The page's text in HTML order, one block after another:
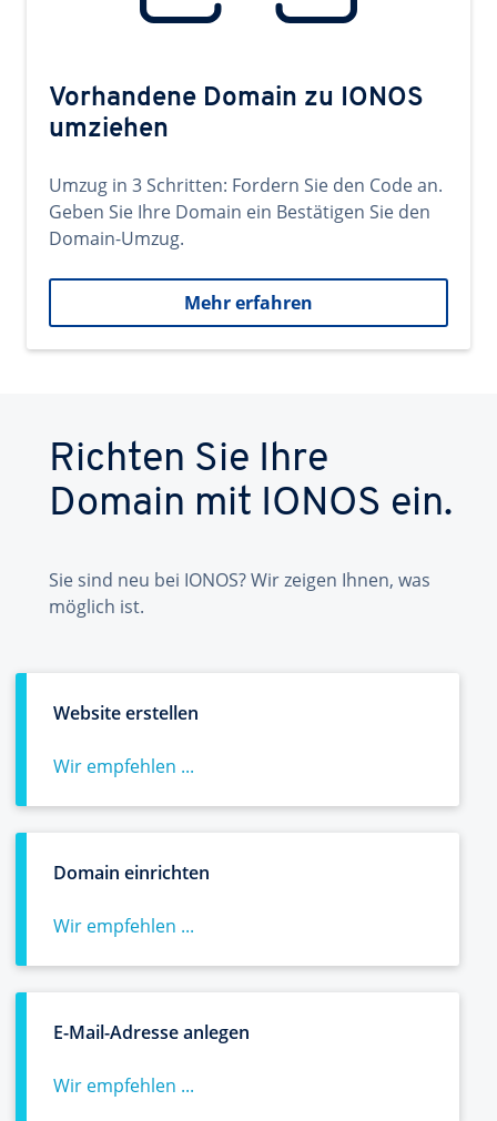
Vorhandene Domain zu IONOS
umziehen
Umzug in 3 Schritten: Fordern Sie den Code an.
Geben Sie Ihre Domain ein Bestätigen Sie den
Domain-Umzug.
Mehr erfahren
Richten Sie Ihre
Domain mit IONOS ein.
Sie sind neu bei IONOS? Wir zeigen Ihnen, was
möglich ist.
Website erstellen
Wir empfehlen ...
Domain einrichten
Wir empfehlen ...
E-Mail-Adresse anlegen
Wir empfehlen ...